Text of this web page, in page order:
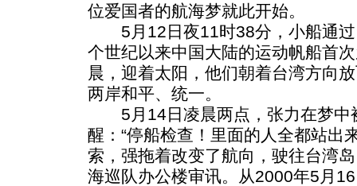
位爱国者的航海梦就此开始。
5月12日夜11时38分，小船通过
个世纪以来中国大陆的运动帆船首
晨，迎着太阳，他们朝着台湾方向
两岸和平、统一。
5月14日凌晨两点，张力在梦中
醒：“停船检查！里面的人全都站出
索，强拖着改变了航向，驶往台湾
海巡队办公楼审讯。从2000年5月